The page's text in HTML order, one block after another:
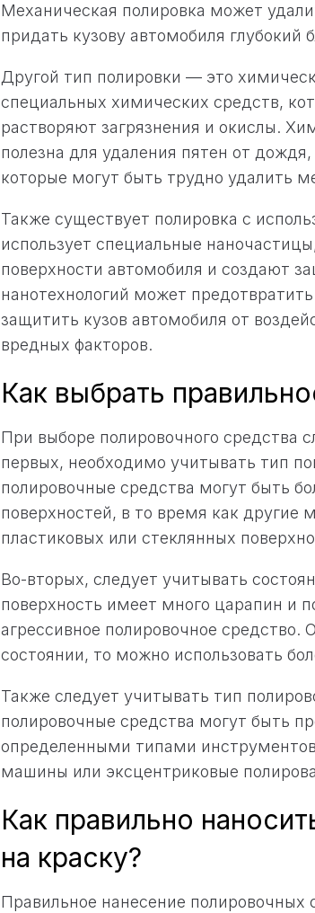
Механическая полировка может
придать кузову автомобиля глубокий
Другой тип полировки — это
специальных химических средств,
растворяют загрязнения и окислы.
полезна для удаления пятен от
которые могут быть трудно удалить
Также существует полировка с
использует специальные
поверхности автомобиля и создают
нанотехнологий может
защитить кузов автомобиля от
вредных факторов.
Как выбрать
При выборе полировочного средства
первых, необходимо учитывать тип
полировочные средства могут быть
поверхностей, в то время как
пластиковых или стеклянных
Во-вторых, следует учитывать
поверхность имеет много царапин и
агрессивное полировочное
состоянии, то можно использовать
Также следует учитывать тип
полировочные средства могут быть
определенными типами
машины или эксцентриковые
Как правильно
на краску?
Правильное нанесение полировочных